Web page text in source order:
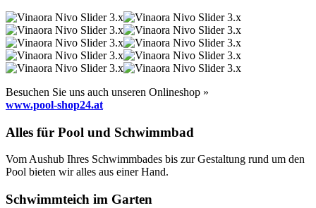
Besuchen Sie uns auch unseren Onlineshop »
www.pool-shop24.at
Alles für Pool und Schwimmbad
Vom Aushub Ihres Schwimmbades bis zur Gestaltung rund um den
Pool bieten wir alles aus einer Hand.
Schwimmteich im Garten